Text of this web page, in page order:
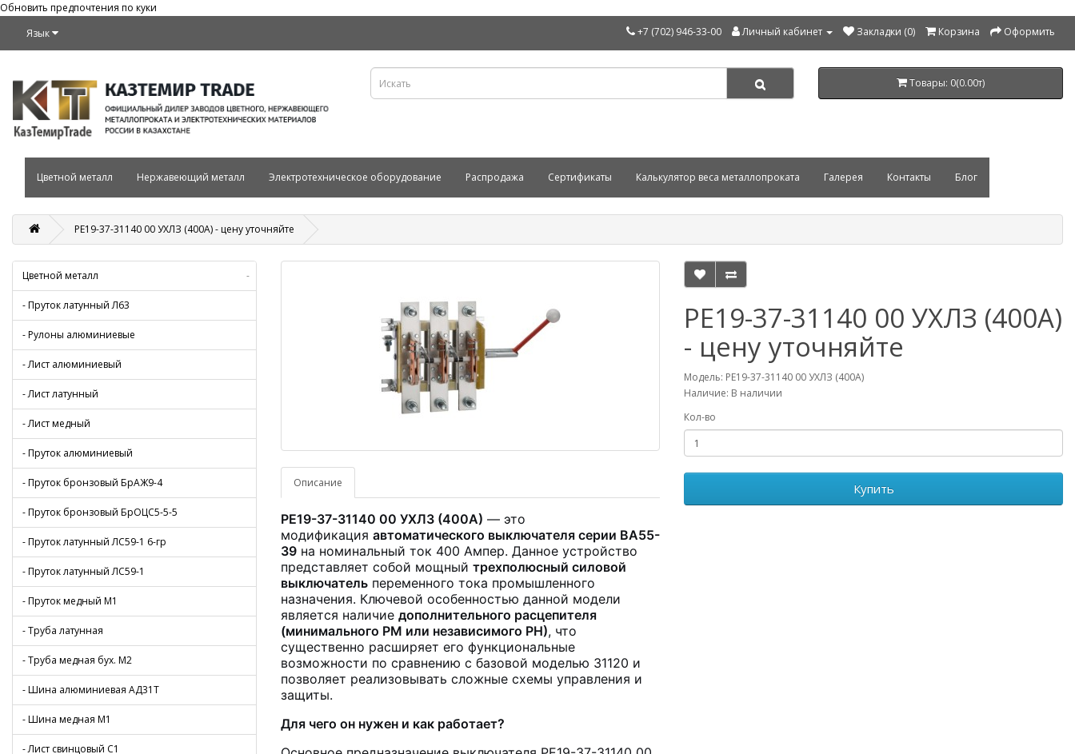
Обновить предпочтения по куки
Язык
+7 (702) 946-33-00 Личный кабинет Закладки (0) Корзина Оформить
Товары: 0(0.00т)
Цветной металл Нержавеющий металл Электротехническое оборудование Распродажа Сертификаты Калькулятор веса металлопроката Галерея Контакты Блог
РЕ19-37-31140 00 УХЛЗ (400А) - цену уточняйте
Цветной металл -
- Пруток латунный Л63
- Рулоны алюминиевые
- Лист алюминиевый
- Лист латунный
- Лист медный
- Пруток алюминиевый
- Пруток бронзовый БрАЖ9-4
- Пруток бронзовый БрОЦС5-5-5
- Пруток латунный ЛС59-1 6-гр
- Пруток латунный ЛС59-1
- Пруток медный М1
- Труба латунная
- Труба медная бух. М2
- Шина алюминиевая АД31Т
- Шина медная М1
- Лист свинцовый С1
Описание
РЕ19-37-31140 00 УХЛЗ (400А) — это
модификация автоматического выключателя серии ВА55-
39 на номинальный ток 400 Ампер. Данное устройство
представляет собой мощный трехполюсный силовой
выключатель переменного тока промышленного
назначения. Ключевой особенностью данной модели
является наличие дополнительного расцепителя
(минимального РМ или независимого РН), что
существенно расширяет его функциональные
возможности по сравнению с базовой моделью 31120 и
позволяет реализовывать сложные схемы управления и
защиты.
Для чего он нужен и как работает?
РЕ19-37-31140 00 УХЛЗ (400А)
- цену уточняйте
Модель: РЕ19-37-31140 00 УХЛЗ (400А)
Наличие: В наличии
Кол-во
Купить